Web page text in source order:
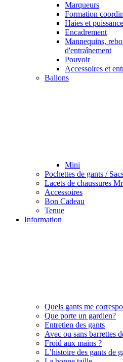
Marqueurs
Formation
Haies et
Encadrement
Mannequins,
d'entraînement
Pouvoir
Accessoires et
Ballons
Mini
Pochettes de gants /
Lacets de chaussures
Accessoires
Bon Cadeau
Tenue
Information
Quels gants me
Que porte un gardien?
Entretien des gants
Avec ou sans barrettes
Froid aux mains ?
L’histoire des gants de